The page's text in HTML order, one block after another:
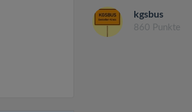
kgsbus
860 Punkte